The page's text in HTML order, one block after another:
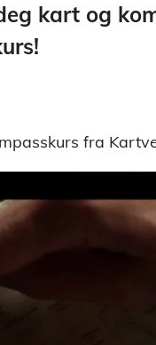
kart og
fra